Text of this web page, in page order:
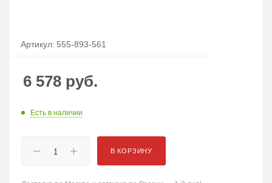
Артикул: 555-893-561
6 578 руб.
Есть в наличии
В КОРЗИНУ